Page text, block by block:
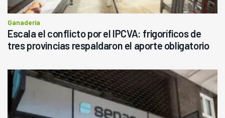
Ganadería
Escala el conflicto por el IPCVA: frigoríficos de
tres provincias respaldaron el aporte obligatorio